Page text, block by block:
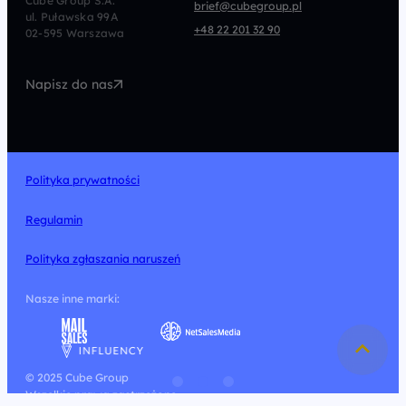
Programmatic
Marketing Automation
Design
ul. Puławska 99A
02-595 Warszawa
brief@cubegroup.pl
+48 22 201 32 90
Napisz do nas
Nasze inne marki:
Polityka prywatności
Regulamin
Polityka zgłaszania naruszeń
© 2025 Cube Group
Wszelkie prawa zastrzeżone